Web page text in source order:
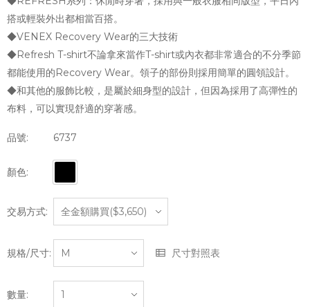
搭或輕裝外出都相當百搭。
◆VENEX Recovery Wear的三大技術
◆Refresh T-shirt不論拿來當作T-shirt或內衣都非常適合的不分季節
都能使用的Recovery Wear。領子的部份則採用簡單的圓領設計。
◆和其他的服飾比較，是屬於細身型的設計，但因為採用了高彈性的
布料，可以實現舒適的穿著感。
品號: 6737
顏色:
交易方式:
規格/尺寸: 尺寸對照表
數量: